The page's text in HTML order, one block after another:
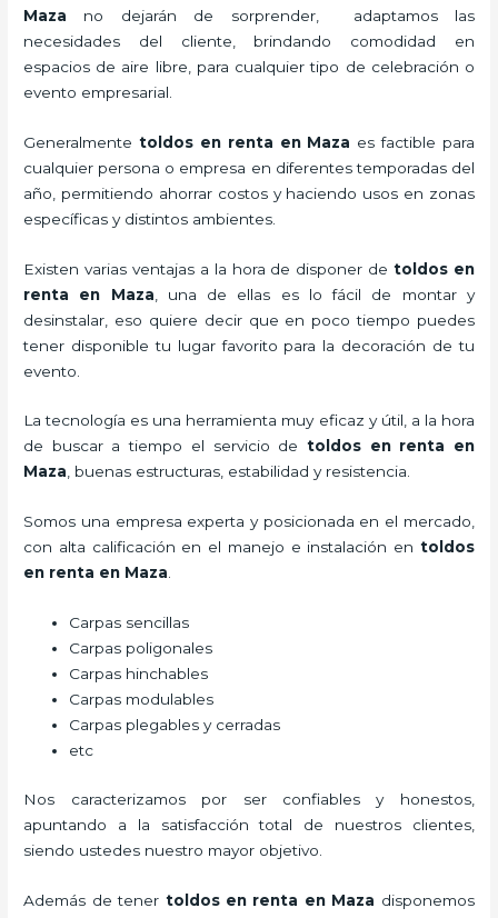
Maza no dejarán de sorprender, adaptamos las
necesidades del cliente, brindando comodidad en
espacios de aire libre, para cualquier tipo de celebración o
evento empresarial.
Generalmente toldos en renta en Maza es factible para
cualquier persona o empresa en diferentes temporadas del
año, permitiendo ahorrar costos y haciendo usos en zonas
específicas y distintos ambientes.
Existen varias ventajas a la hora de disponer detoldos en
renta en Maza , una de ellas es lo fácil de montar y
desinstalar, eso quiere decir que en poco tiempo puedes
tener disponible tu lugar favorito para la decoración de tu
evento.
La tecnología es una herramienta muy eficaz y útil, a la hora
de buscar a tiempo el servicio de toldos en renta en
Maza, buenas estructuras, estabilidad y resistencia.
Somos una empresa experta y posicionada en el mercado,
con alta calificación en el manejo e instalación en toldos
en renta en Maza.
Carpas sencillas
Carpas poligonales
Carpas hinchables
Carpas modulables
Carpas plegables y cerradas
etc
Nos caracterizamos por ser confiables y honestos,
apuntando a la satisfacción total de nuestros clientes,
siendo ustedes nuestro mayor objetivo.
Además de tener toldos en renta en Maza disponemos